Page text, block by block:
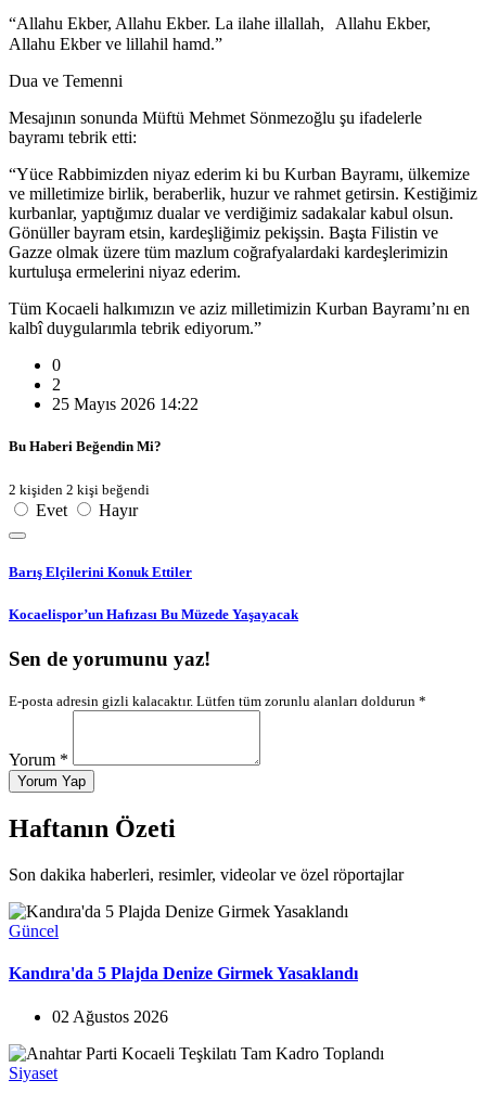
“Allahu Ekber, Allahu Ekber. La ilahe illallah, Allahu Ekber,
Allahu Ekber ve lillahil hamd.”
Dua ve Temenni
Mesajının sonunda Müftü Mehmet Sönmezoğlu şu ifadelerle
bayramı tebrik etti:
“Yüce Rabbimizden niyaz ederim ki bu Kurban Bayramı, ülkemize
ve milletimize birlik, beraberlik, huzur ve rahmet getirsin. Kestiğimiz
kurbanlar, yaptığımız dualar ve verdiğimiz sadakalar kabul olsun.
Gönüller bayram etsin, kardeşliğimiz pekişsin. Başta Filistin ve
Gazze olmak üzere tüm mazlum coğrafyalardaki kardeşlerimizin
kurtuluşa ermelerini niyaz ederim.
Tüm Kocaeli halkımızın ve aziz milletimizin Kurban Bayramı’nı en
kalbî duygularımla tebrik ediyorum.”
0
2
25 Mayıs 2026 14:22
Bu Haberi Beğendin Mi?
2 kişiden 2 kişi beğendi
Evet Hayır
Barış Elçilerini Konuk Ettiler
Kocaelispor’un Hafızası Bu Müzede Yaşayacak
Sen de yorumunu yaz!
E-posta adresin gizli kalacaktır. Lütfen tüm zorunlu alanları doldurun *
Yorum *
Yorum Yap
Haftanın Özeti
Son dakika haberleri, resimler, videolar ve özel röportajlar
Güncel
Kandıra'da 5 Plajda Denize Girmek Yasaklandı
02 Ağustos 2026
Siyaset